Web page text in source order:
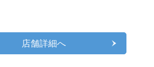
店舗詳細へ